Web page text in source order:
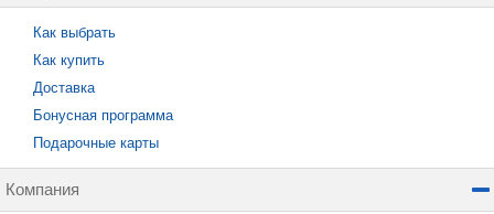
Как выбрать
Как купить
Доставка
Бонусная программа
Подарочные карты
Компания